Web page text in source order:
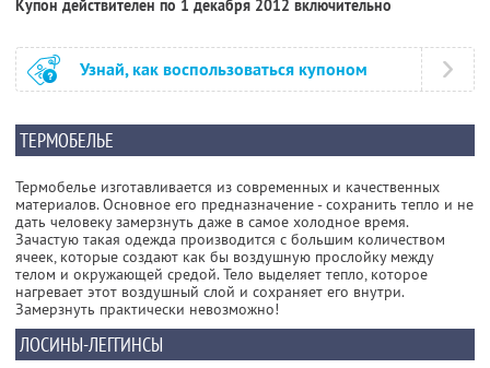
Купон действителен по 1 декабря 2012 включительно
Узнай, как воспользоваться купоном
ТЕРМОБЕЛЬЕ
Термобелье изготавливается из современных и качественных
материалов. Основное его предназначение - сохранить тепло и не
дать человеку замерзнуть даже в самое холодное время.
Зачастую такая одежда производится с большим количеством
ячеек, которые создают как бы воздушную прослойку между
телом и окружающей средой. Тело выделяет тепло, которое
нагревает этот воздушный слой и сохраняет его внутри.
Замерзнуть практически невозможно!
ЛОСИНЫ-ЛЕГГИНСЫ